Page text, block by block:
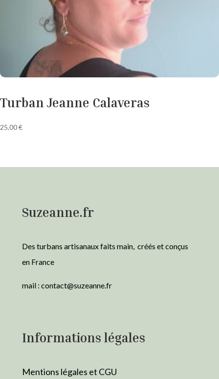
Turban Jeanne Calaveras
25,00€
Suzeanne.fr
Des turbans artisanaux faits main, créés et conçus
en France
mail : contact@suzeanne.fr
Informations légales
Mentions légales et CGU